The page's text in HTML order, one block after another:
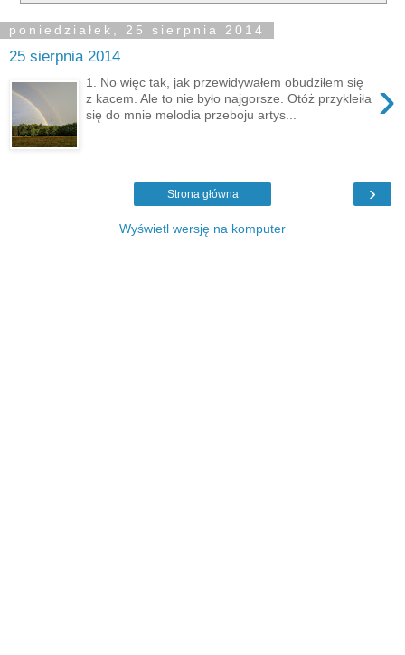
poniedziałek, 25 sierpnia 2014
25 sierpnia 2014
›
1. No więc tak, jak przewidywałem obudziłem się
z kacem. Ale to nie było najgorsze. Otóż przykleiła
się do mnie melodia przeboju artys...
›
Strona główna
Wyświetl wersję na komputer